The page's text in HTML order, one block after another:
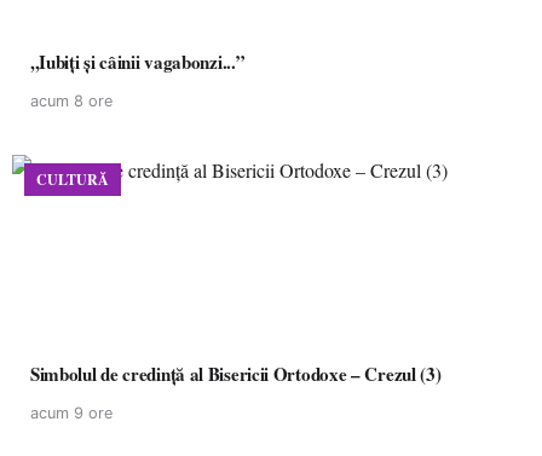
,,Iubiți și câinii vagabonzi...”
acum 8 ore
CULTURĂ
Simbolul de credinţă al Bisericii Ortodoxe – Crezul (3)
acum 9 ore